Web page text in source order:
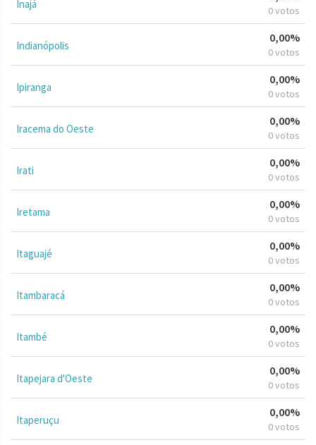
Inajá 0 votos
Indianópolis
0,00%
0 votos
Ipiranga
0,00%
0 votos
Iracema do Oeste
0,00%
0 votos
Irati
0,00%
0 votos
Iretama
0,00%
0 votos
Itaguajé
0,00%
0 votos
Itambaracá
0,00%
0 votos
Itambé
0,00%
0 votos
Itapejara d'Oeste
0,00%
0 votos
Itaperuçu
0,00%
0 votos